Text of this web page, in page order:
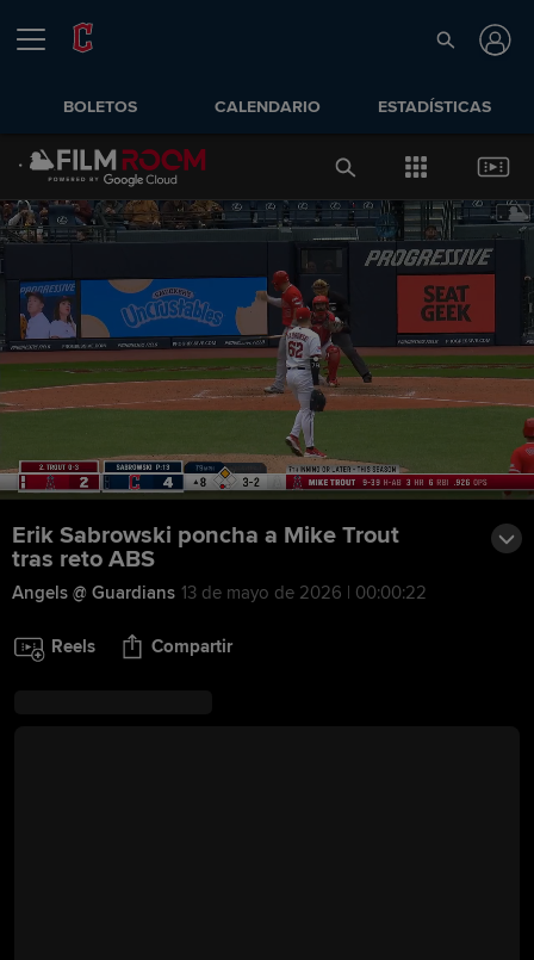
BOLETOS CALENDARIO ESTADÍSTICAS
Erik Sabrowski poncha a Mike Trout
tras reto ABS
Angels @ Guardians 13 de mayo de 2026 | 00:00:22
Reels Compartir